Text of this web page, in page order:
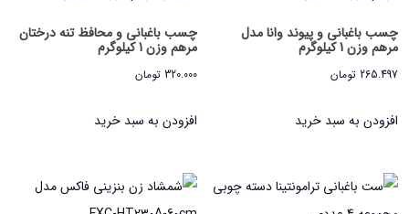
چسب باغبانی و پیوند وانا مدل
مرهم وزن 1 کیلوگرم
265.497 تومان
افزودن به سبد خرید
چسب باغبانی و محافظ تنه درختان
مرهم وزن 1 کیلوگرم
320.000 تومان
افزودن به سبد خرید